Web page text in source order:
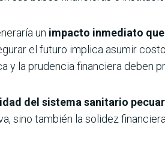
un impacto inmediato
el futuro implica asumir
y la prudencia financiera deben
del sistema sanitario
sino también la solidez